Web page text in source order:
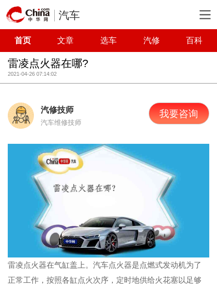
汽车
首页 文章 选车 汽修 百科
雷凌点火器在哪?
2021-04-26 07:14:02
汽修技师
汽车维修技师
我要咨询
雷凌点火器在气缸盖上。汽车点火器是点燃式发动机为了
正常工作，按照各缸点火次序，定时地供给火花塞以足够